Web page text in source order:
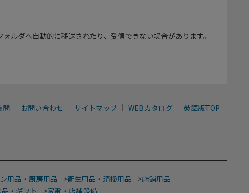
ルダへ自動的に移送されたり、受信できない場合があります。
問 お問い合わせ サイトマップ WEBカタログ 英語版TOP
用品・厨房用品 >衛生用品・清掃用品 >店舗用品
・ギフト >家電・店舗設備